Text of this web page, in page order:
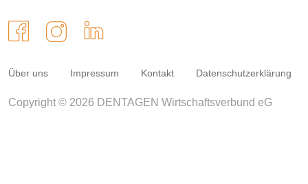
Über uns Impressum Kontakt Datenschutzerklärung
Copyright © 2026 DENTAGEN Wirtschaftsverbund eG